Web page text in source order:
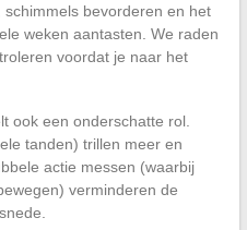
bevorderen en het
weken aantasten. We raden
voordat je naar het
ook een onderschatte rol.
tanden) trillen meer en
actie messen (waarbij
verminderen de